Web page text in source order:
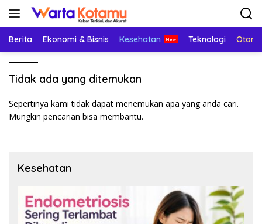
Langsung
Berita Ekonomi & Bisnis Kesehatan Teknologi
Tidak ada yang ditemukan
Sepertinya kami tidak dapat menemukan apa yang anda cari.
Mungkin pencarian bisa membantu.
Kesehatan